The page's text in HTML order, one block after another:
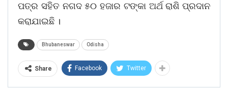
ପତ୍ର ସହିତ ନଗଦ ୫୦ ହଜାର ଟଙ୍କା ଅର୍ଥ ରାଶି ପ୍ରଦାନ
କରାଯାଇଛି ।
Bhubaneswar Odisha
Share Facebook Twitter